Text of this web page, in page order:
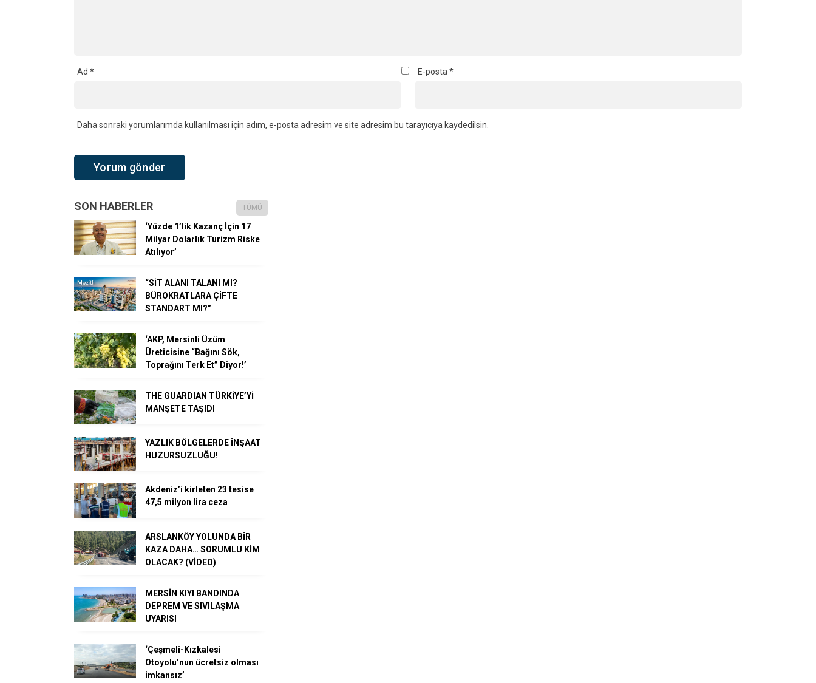
Ad * E-posta*
Daha sonraki yorumlarımda kullanılması için adım, e-posta adresim ve site adresim bu tarayıcıya kaydedilsin.
SON HABERLER TÜMÜ
‘Yüzde 1’lik Kazanç İçin 17
Milyar Dolarlık Turizm Riske
Atılıyor’
“SİT ALANI TALANI MI?
BÜROKRATLARA ÇİFTE
STANDART MI?”
‘AKP, Mersinli Üzüm
Üreticisine “Bağını Sök,
Toprağını Terk Et” Diyor!’
THE GUARDIAN TÜRKİYE’Yİ
MANŞETE TAŞIDI
YAZLIK BÖLGELERDE İNŞAAT
HUZURSUZLUĞU!
Akdeniz’i kirleten 23 tesise
47,5 milyon lira ceza
ARSLANKÖY YOLUNDA BİR
KAZA DAHA… SORUMLU KİM
OLACAK? (VİDEO)
MERSİN KIYI BANDINDA
DEPREM VE SIVILAŞMA
UYARISI
‘Çeşmeli-Kızkalesi
Otoyolu’nun ücretsiz olması
imkansız’